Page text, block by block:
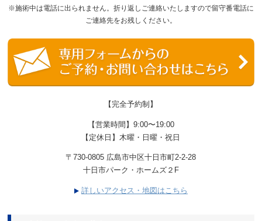
※施術中は電話に出られません。折り返しご連絡いたしますので留守番電話に
ご連絡先をお残しください。
【完全予約制】
【営業時間】9:00〜19:00
【定休日】木曜・日曜・祝日
〒730-0805 広島市中区十日市町2-2-28
十日市パーク・ホームズ２F
詳しいアクセス・地図はこちら